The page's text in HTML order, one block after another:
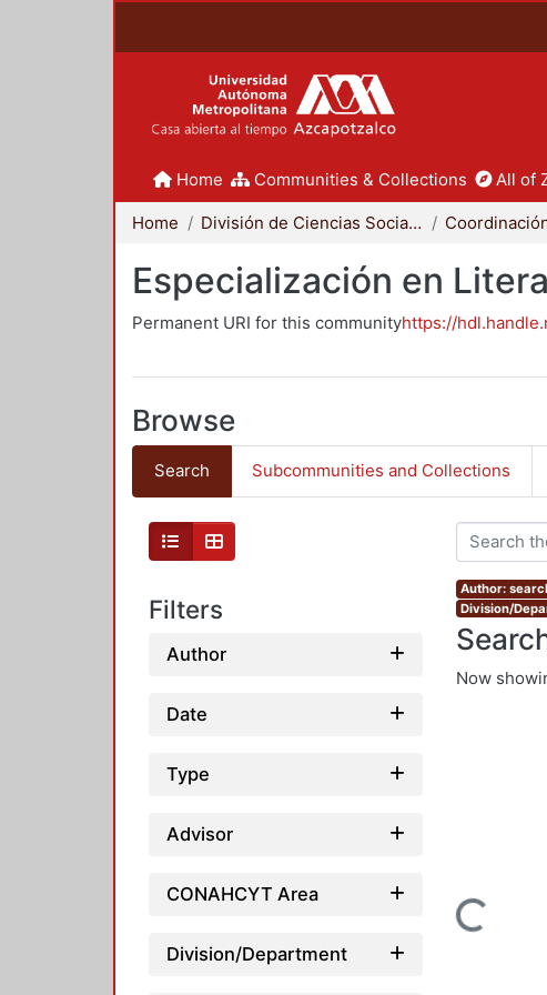
Home Communities & Collections All of
Home División de Ciencias Sociales y Humanidades
Especialización en
Permanent URI for this communityhttps://
Browse
Search Subcommunities and Collections
Filters
Author
Date
Type
Advisor
CONAHCYT Area
Division/Department
Author:
Division/
Now
Loading...